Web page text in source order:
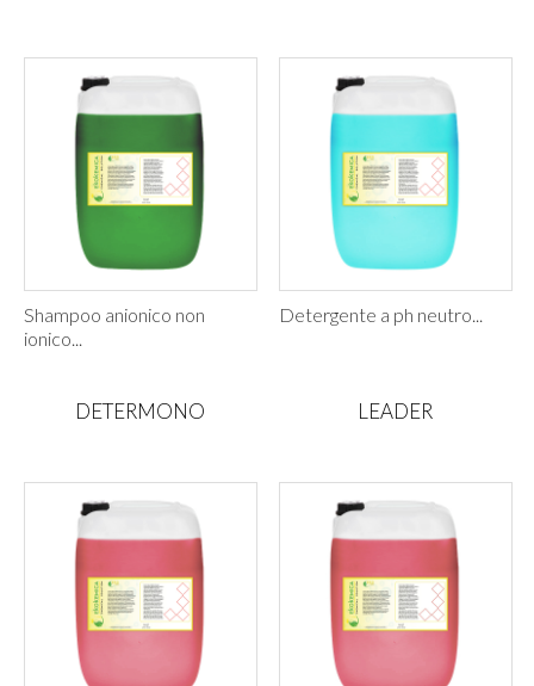
Shampoo anionico non
ionico...
Detergente a ph neutro...
DETERMONO LEADER